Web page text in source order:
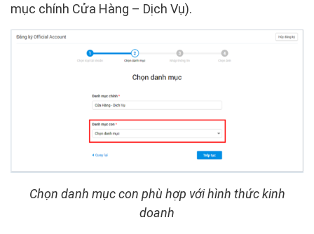
mục chính Cửa Hàng – Dịch Vụ).
Chọn danh mục con phù hợp với hình thức kinh
doanh